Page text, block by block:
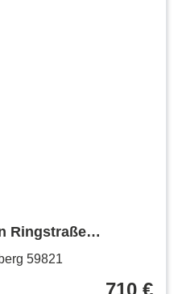
Ringstraße
59821
710 €